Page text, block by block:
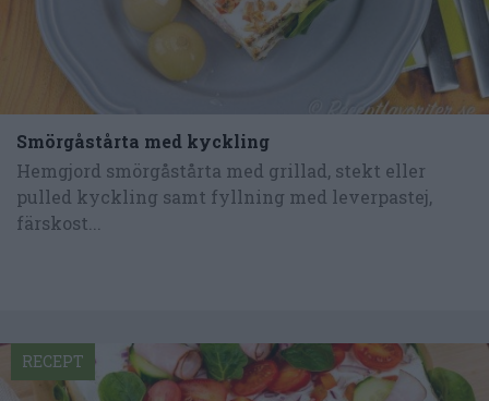
Smörgåstårta med kyckling
Hemgjord smörgåstårta med grillad, stekt eller
pulled kyckling samt fyllning med leverpastej,
färskost...
RECEPT